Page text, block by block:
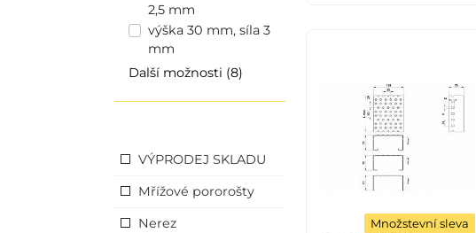
2,5 mm
výška 30 mm, síla 3
mm
Další možnosti (8)
VÝPRODEJ SKLADU
Mřížové pororošty
Nerez
Množstevní sleva